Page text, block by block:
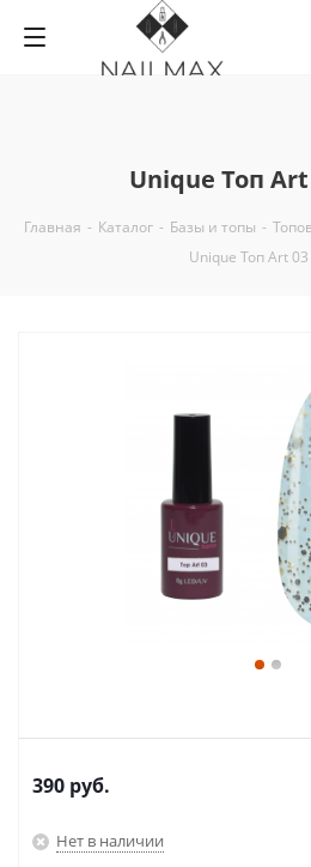
Unique Топ
Главная - Каталог - Базы и топы -
Unique Топ Art
390 руб.
Нет в наличии